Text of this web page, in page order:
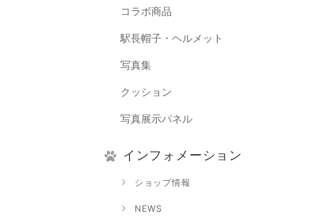
コラボ商品
駅長帽子・ヘルメット
写真集
クッション
写真展示パネル
インフォメーション
ショップ情報
NEWS